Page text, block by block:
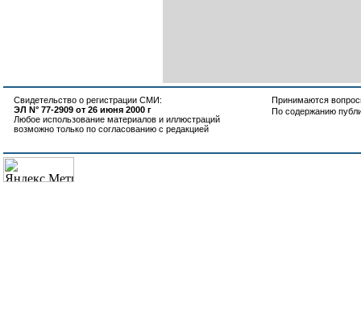
Свидетельство о регистрации СМИ:
ЭЛ N° 77-2909 от 26 июня 2000 г
Любое использование материалов и иллюстраций
возможно только по согласованию с редакцией
Принимаются
По содержанию